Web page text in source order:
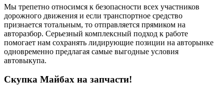
Мы трепетно относимся к безопасности всех участников
дорожного движения и если транспортное средство
признается тотальным, то отправляется прямиком на
авторазбор. Серьезный комплексный подход к работе
помогает нам сохранять лидирующие позиции на авторынке
одновременно предлагая самые выгодные условия
автовыкупа.
Скупка Майбах на запчасти!